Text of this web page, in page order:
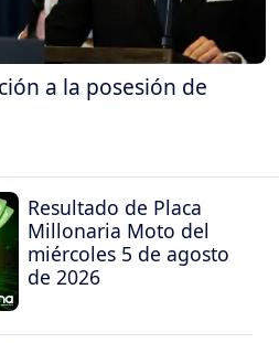
a la posesión de
Resultado de Placa
Millonaria Moto del
miércoles 5 de agosto
de 2026